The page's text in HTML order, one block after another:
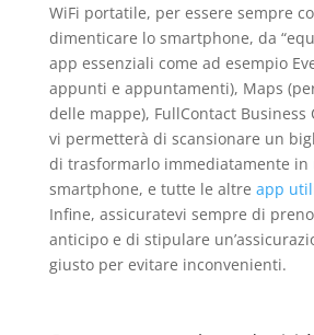
WiFi portatile, per essere sempre
dimenticare lo smartphone, da
app essenziali come ad esempio
appunti e appuntamenti), Maps
delle mappe), FullContact Business
vi permetterà di scansionare un
di trasformarlo immediatamente in
smartphone, e tutte le altre app
Infine, assicuratevi sempre di
anticipo e di stipulare
giusto per evitare inconvenienti.